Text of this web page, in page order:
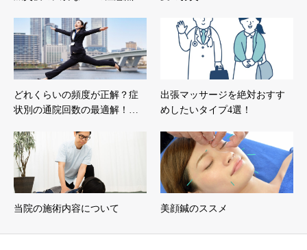
どれくらいの頻度が正解？症
状別の通院回数の最適解！…
出張マッサージを絶対おすす
めしたいタイプ4選！
当院の施術内容について 美顔鍼のススメ